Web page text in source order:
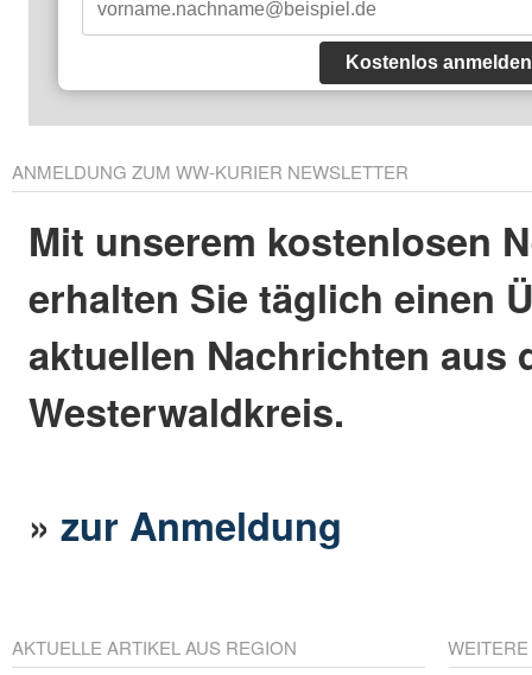
Kostenlos anmelden
ANMELDUNG ZUM WW-KURIER NEWSLETTER
Mit unserem kostenlosen
erhalten Sie täglich einen
aktuellen Nachrichten aus
Westerwaldkreis.
»zur Anmeldung
AKTUELLE ARTIKEL AUS REGION